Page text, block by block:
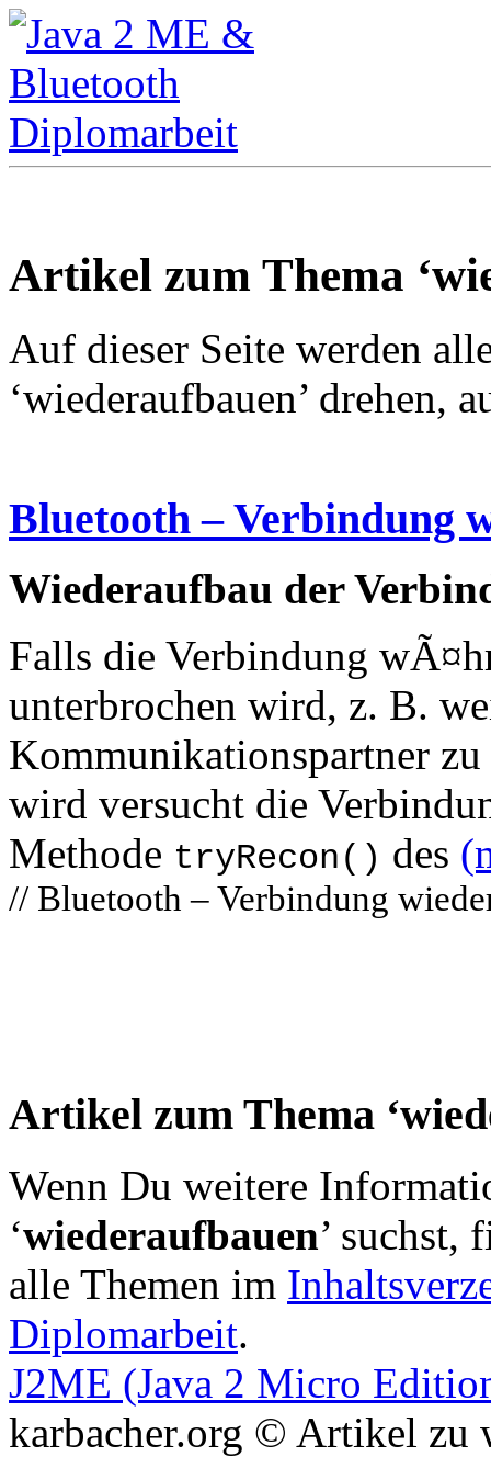
Artikel zum Thema
Auf dieser Seite werden
‘wiederaufbauen’ drehen,
Bluetooth – Verbindung
Wiederaufbau der
Falls die Verbindung
unterbrochen wird, z. B.
Kommunikationspartner
wird versucht die
Methode tryRecon() des
// Bluetooth – Verbindung
Artikel zum Thema
Wenn Du weitere
‘wiederaufbauen’ suchst,
alle Themen im
Diplomarbeit.
J2ME (Java 2 Micro
karbacher.org © Artikel zu